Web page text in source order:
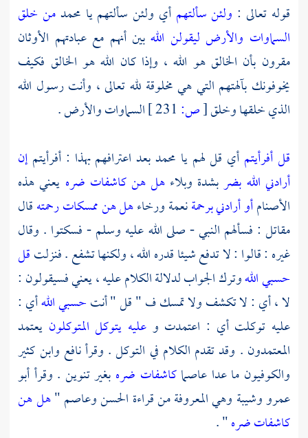
قوله تعالى : ولئن سألتهمأي ولئن سألتهم يا محمدمن خلق
السماوات والأرض ليقولن الله بين أنهم مع عبادتهم الأوثان
مقرون بأن الخالق هو الله ، وإذا كان الله هو الخالق فكيف
يخوفونك بآلهتهم التي هي مخلوقة لله تعالى ، وأنت رسول الله
الذي خلقها وخلق[ص:
السماوات والأرض .
قل أفرأيتم أي قل لهم يا محمدبعد اعترافهم بهذا : أفرأيتمإن
أرادني الله بضربشدة وبلاء هل هن كاشفات ضره يعني هذه
الأصنامأو أرادني برحمةنعمة ورخاءهل هن ممسكات رحمتهقال
مقاتل : فسألهم النبي - صلى الله عليه وسلم - فسكتوا . وقال
غيره : قالوا : لا تدفع شيئا قدره الله ، ولكنها تشفع . فنزلتقل
حسبي اللهوترك الجواب لدلالة الكلام عليه ، يعني فسيقولون :
لا ، أي : لا تكشف ولا تمسك ف " قل " أنتحسبي اللهأي :
عليه توكلت أي : اعتمدت و عليه يتوكل المتوكلون يعتمد
المعتمدون . وقد تقدم الكلام في التوكل . وقرأنافع وابن كثير
والكوفيون ما عدا عاصماكاشفات ضره بغير تنوين . وقرأأبو
عمرووشيبة وهي المعروفة من قراءة الحسنوعاصم"هل هن
كاشفات ضره" .